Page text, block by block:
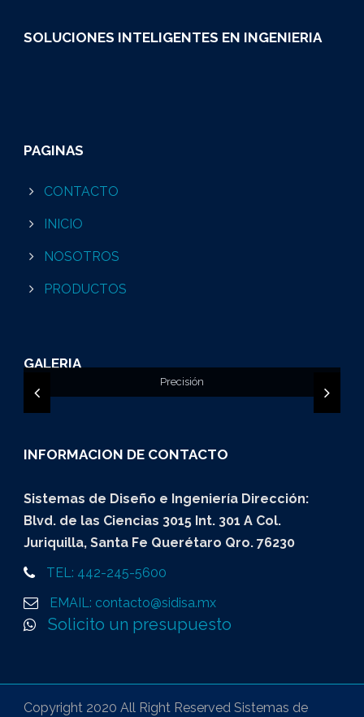
SOLUCIONES INTELIGENTES EN INGENIERIA
PAGINAS
CONTACTO
INICIO
NOSOTROS
PRODUCTOS
GALERIA
Precisión
Diseño
Exactitud en tu proyecto
INFORMACION DE CONTACTO
Sistemas de Diseño e Ingeniería Dirección:
Blvd. de las Ciencias 3015 Int. 301 A Col.
Juriquilla, Santa Fe Querétaro Qro. 76230
TEL: 442-245-5600
EMAIL: contacto@sidisa.mx
Solicito un presupuesto
Copyright 2020 All Right Reserved Sistemas de